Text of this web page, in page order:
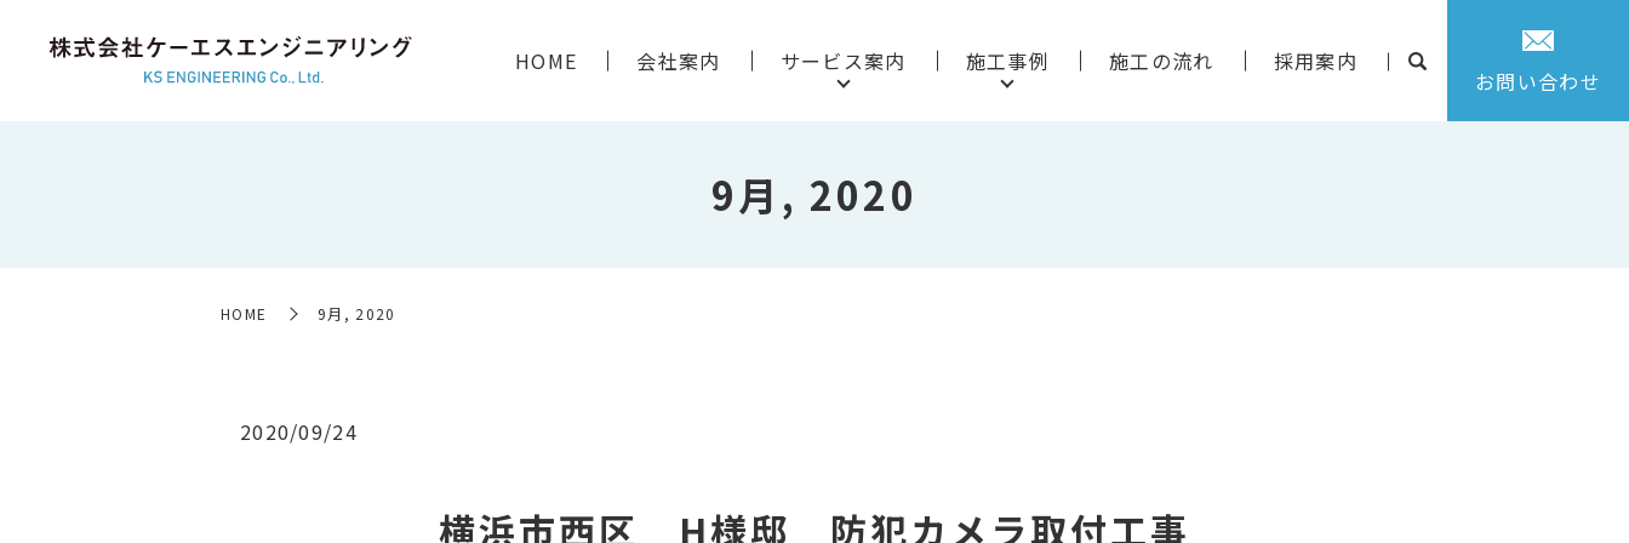
HOME 会社案内 サービス案内 施工事例 施工の流れ 採用案内
お問い合わせ
9月, 2020
HOME 9月, 2020
2020/09/24
横浜市西区 H様邸 防犯カメラ取付工事